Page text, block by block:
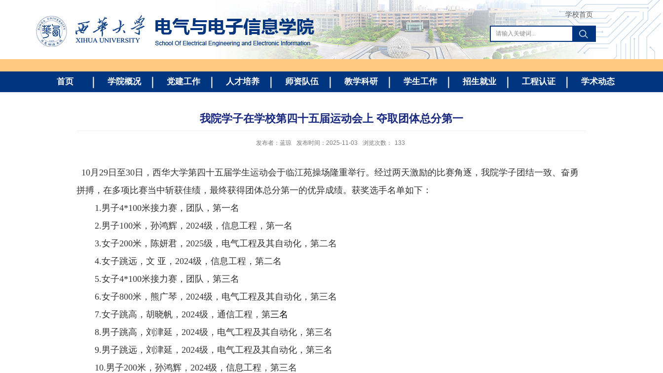
学校首页
首页 学院概况 党建工作 人才培养 师资队伍 教学科研 学生工作 招生就业 工程认证 学术动态
我院学子在学校第四十五届运动会上 夺取团体总分第一
发布者：蓝琼 发布时间：2025-11-03 浏览次数： 133
10月 29日至30日，西华大学第四十五届学生运动会于临江苑操场隆重举行。经过两天激励的比赛角逐，我院学子团结一致、奋勇
拼搏，在多项比赛当中斩获佳绩，最终获得团体总分第一的优异成绩。获奖选手名单如下：
1.男子4*100米接力赛，团队，第一名
2.男子100米，孙鸿辉， 2024级，信息工程，第一名
3.女子200米，陈妍君， 2025级，电气工程及其自动化，第二名
4.女子跳远，文 亚， 2024级，信息工程，第二名
5.女子4*100米接力赛，团队，第三名
6.女子800米，熊广琴， 2024级，电气工程及其自动化，第三名
7.女子跳高，胡晓帆， 2024级，通信工程，第三名
8.男子跳高，刘津延， 2024级，电气工程及其自动化，第三名
9.男子跳远，刘津延， 2024级，电气工程及其自动化，第三名
10.男子200米，孙鸿辉， 2024级，信息工程，第三名